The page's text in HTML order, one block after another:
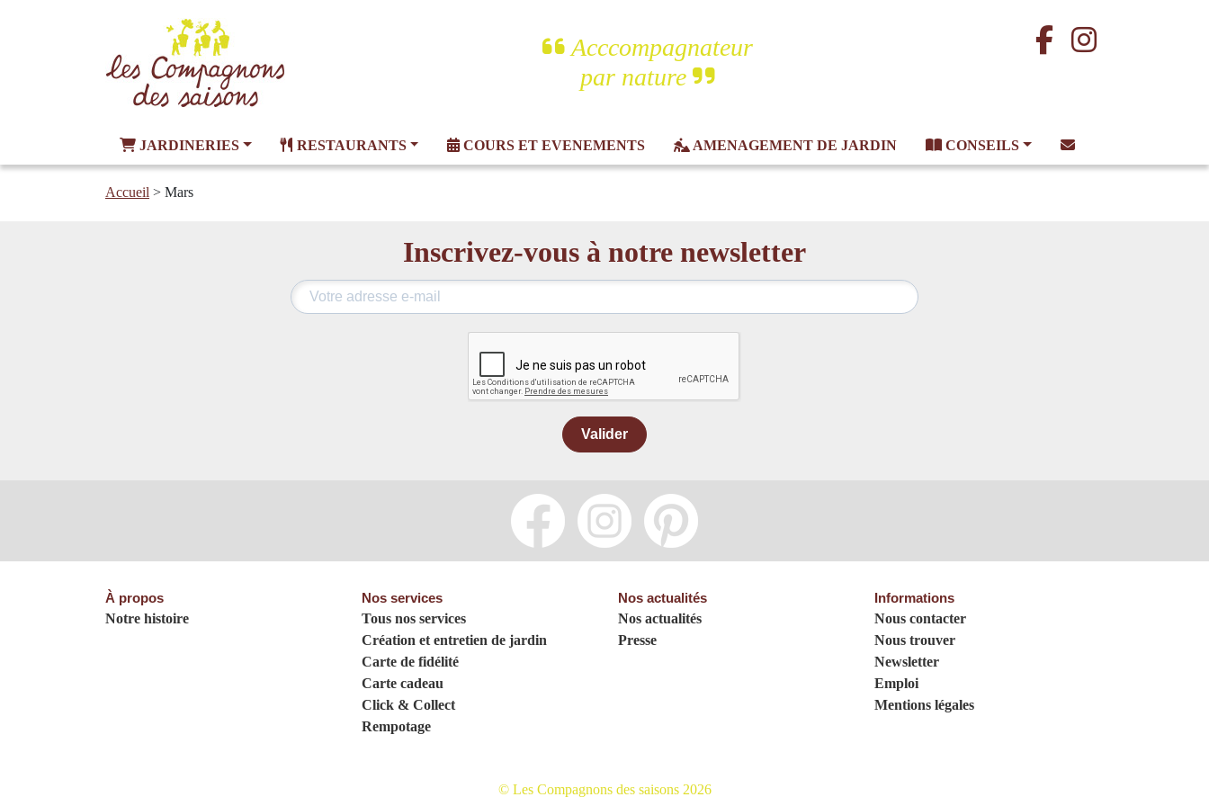
Acccompagnateur
par nature
JARDINERIES RESTAURANTS COURS ETEVENEMENTS AMENAGEMENT DE JARDIN CONSEILS
Accueil > Mars
Inscrivez-vous à notre newsletter
Valider
À propos
Notre histoire
Nos services
Tous nos services
Création et entretien de jardin
Carte de fidélité
Carte cadeau
Click & Collect
Rempotage
Nos actualités
Nos actualités
Presse
Informations
Nous contacter
Nous trouver
Newsletter
Emploi
Mentions légales
© Les Compagnons des saisons 2026